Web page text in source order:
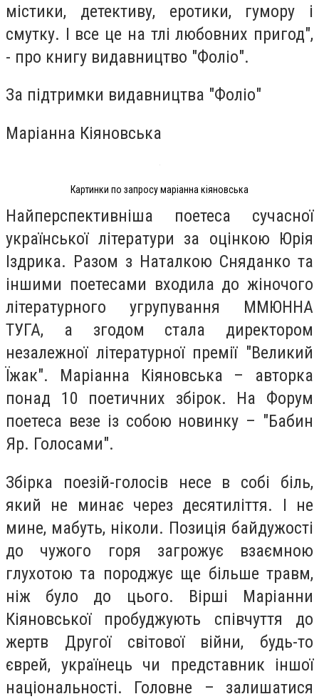
містики, детективу, еротики, гумору і
смутку. І все це на тлі любовних пригод",
- про книгу видавництво "Фоліо".
За підтримки видавництва "Фоліо"
Маріанна Кіяновська
Картинки по запросу маріанна кіяновська
Найперспективніша поетеса сучасної
української літератури за оцінкою Юрія
Іздрика. Разом з Наталкою Сняданко та
іншими поетесами входила до жіночого
літературного угрупування ММЮННА
ТУГА, а згодом стала директором
незалежної літературної премії "Великий
Їжак". Маріанна Кіяновська – авторка
понад 10 поетичних збірок. На Форум
поетеса везе із собою новинку – "Бабин
Яр. Голосами".
Збірка поезій-голосів несе в собі біль,
який не минає через десятиліття. І не
мине, мабуть, ніколи. Позиція байдужості
до чужого горя загрожує взаємною
глухотою та породжує ще більше травм,
ніж було до цього. Вірші Маріанни
Кіяновської пробуджують співчуття до
жертв Другої світової війни, будь-то
єврей, українець чи представник іншої
національності. Головне – залишатися